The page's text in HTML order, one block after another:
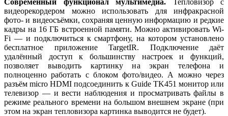
видеорекордером можно использовать для инфракрасной
фото- и видеосъёмки, сохраняя ценную информацию и редкие
кадры на 16 ГБ встроенной памяти. Можно активировать Wi-
Fi — и подключиться к смартфону, на котором установлено
бесплатное приложение TargetIR. Подключение даёт
удалённый доступ к большинству настроек и функций,
позволяет выводить картинку на экран телефона и
полноценно работать с блоком фото/видео. А можно через
разъём micro HDMI подсоединить к Guide TK451 монитор или
телевизор — и вести наблюдения и просматривать файлы в
режиме реального времени на большом внешнем экране (при
этом на экран тепловизора картинка выводится не будет).